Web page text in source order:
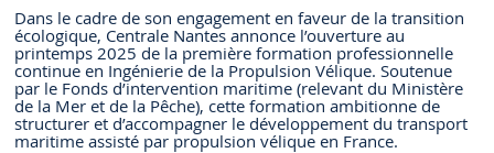
Dans le cadre de son engagement en faveur de la transition
écologique, Centrale Nantes annonce l’ouverture au
printemps 2025 de la première formation professionnelle
continue en Ingénierie de la Propulsion Vélique. Soutenue
par le Fonds d’intervention maritime (relevant du Ministère
de la Mer et de la Pêche), cette formation ambitionne de
structurer et d’accompagner le développement du transport
maritime assisté par propulsion vélique en France.